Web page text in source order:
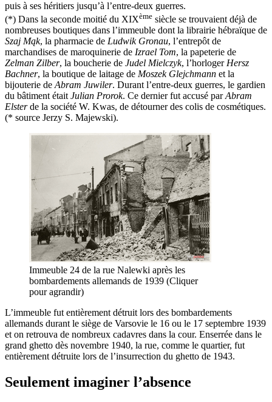
puis à ses héritiers jusqu’à l’entre-deux guerres.
(*) Dans la seconde moitié du XIXème siècle se trouvaient déjà de
nombreuses boutiques dans l’immeuble dont la librairie hébraïque de
Szaj Mąk, la pharmacie de Ludwik Gronau, l’entrepôt de
marchandises de maroquinerie de Izrael Tom, la papeterie de
Zelman Zilber, la boucherie de Judel Mielczyk, l’horloger Hersz
Bachner, la boutique de laitage de Moszek Glejchmann et la
bijouterie de Abram Juwiler. Durant l’entre-deux guerres, le gardien
du bâtiment était Julian Prorok. Ce dernier fut accusé parAbram
Elsterde la société W. Kwas, de détourner des colis de cosmétiques.
(* source Jerzy S. Majewski).
Immeuble 24 de la rue Nalewki après les
bombardements allemands de 1939 (Cliquer
pour agrandir)
L’immeuble fut entièrement détruit lors des bombardements
allemands durant le siège de Varsovie le 16 ou le 17 septembre 1939
et on retrouva de nombreux cadavres dans la cour. Enserrée dans le
grand ghetto dès novembre 1940, la rue, comme le quartier, fut
entièrement détruite lors de l’insurrection du ghetto de 1943.
Seulement imaginer l’absence